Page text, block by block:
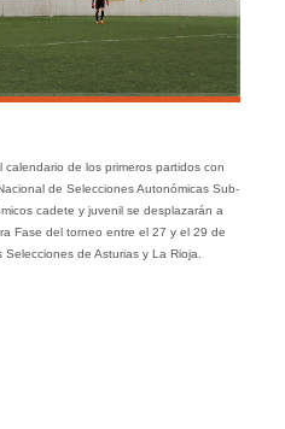
de los primeros partidos con
de Selecciones Autonómicas Sub-
cadete y juvenil se desplazarán a
Fase del torneo entre el 27 y el 29 de
de Asturias y La Rioja.